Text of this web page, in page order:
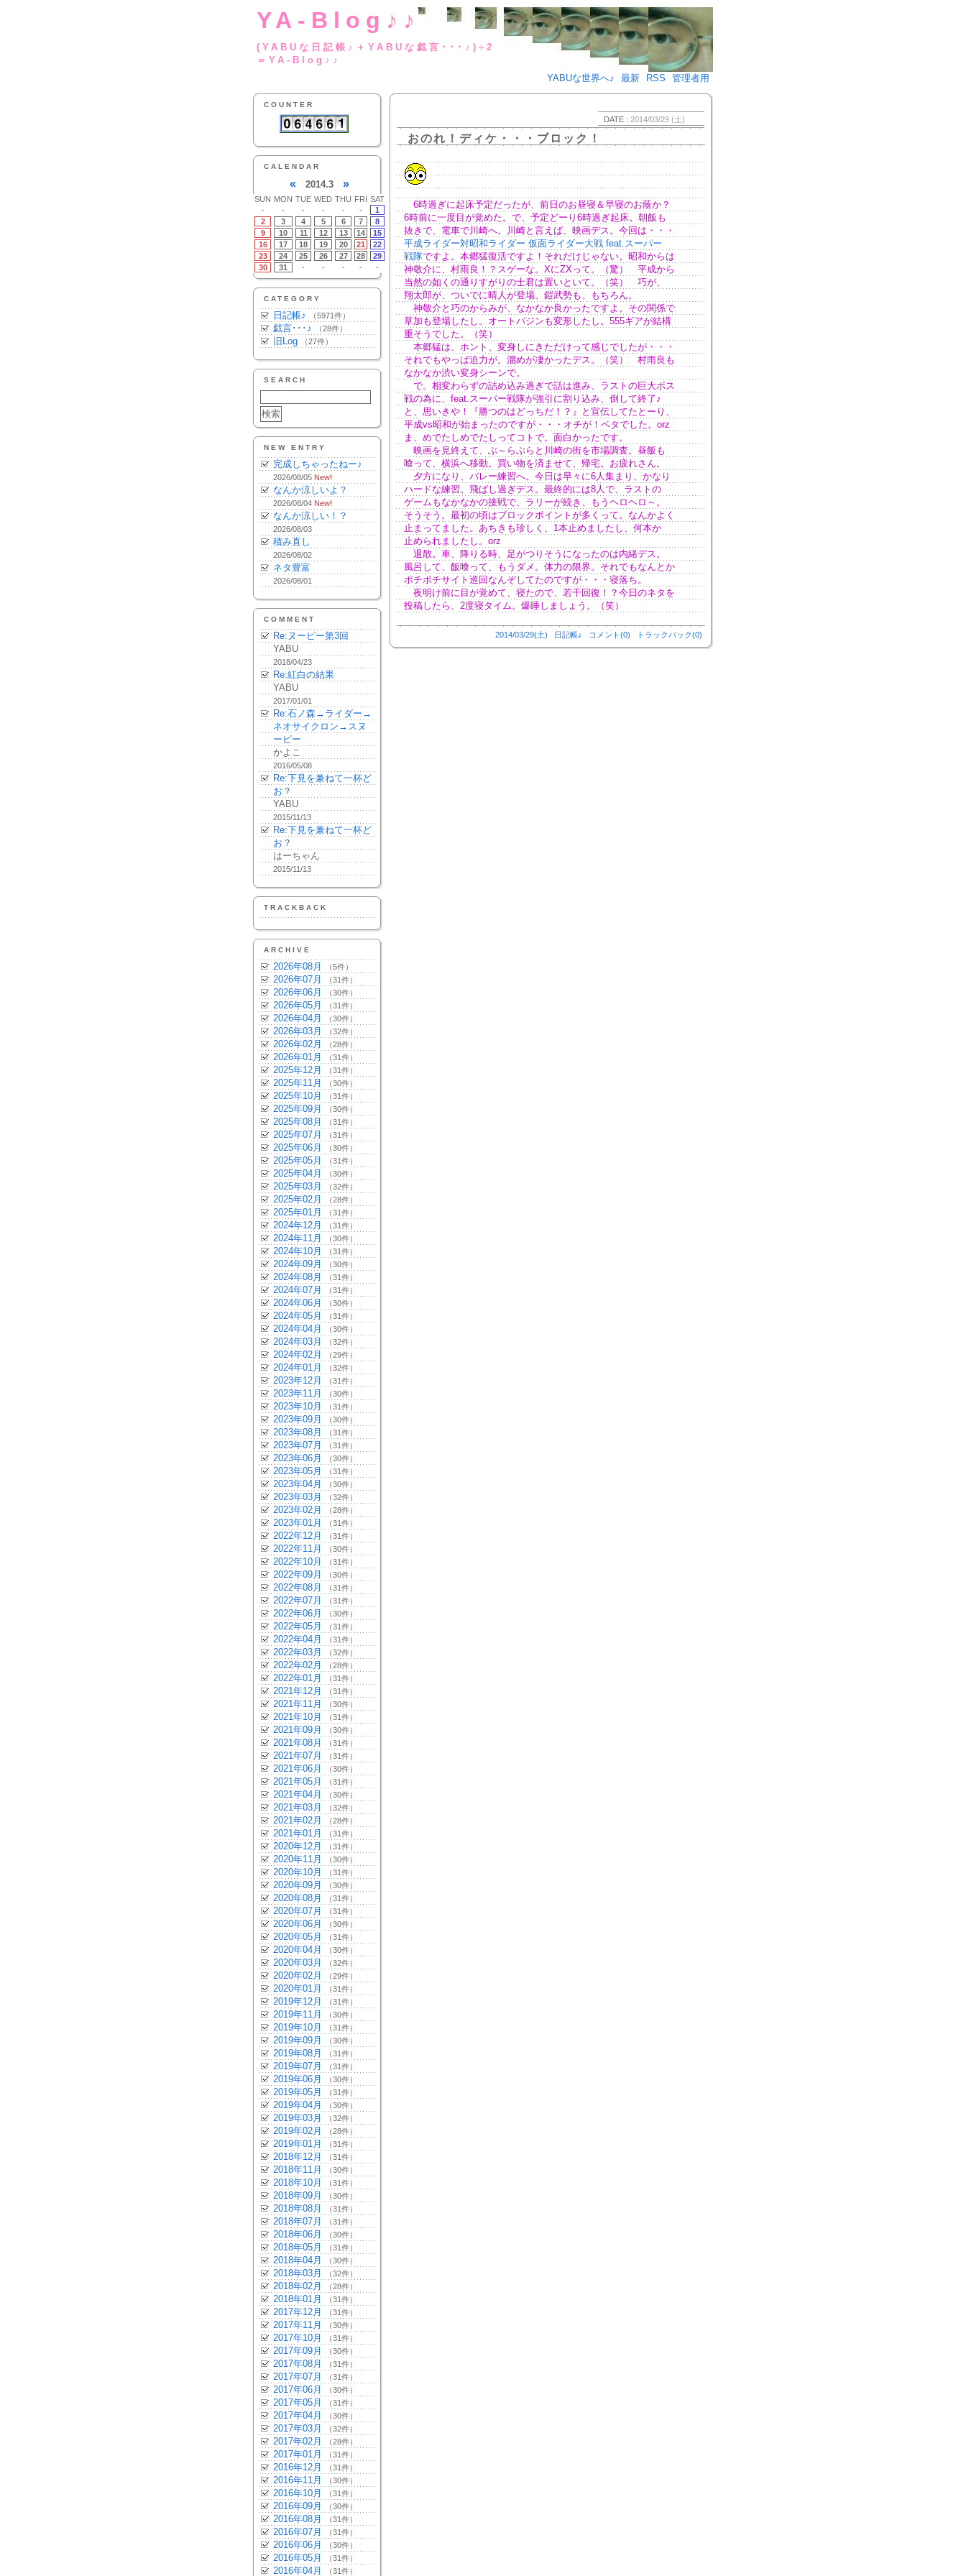
YA-Blog♪♪
(YABUな日記帳♪＋YABUな戯言･･･♪)÷2
＝YA-Blog♪♪
YABUな世界へ♪
最新 RSS 管理者用
COUNTER
CALENDAR
« 2014.3 »
SUN MON TUE WED THU FRI SAT
-
- - - - -
1
2
3 4 5 6 7
8
9
10 11 12 13 14
15
16
17 18 19 20 21
22
23
24 25 26 27 28
29
30
31 - - - - -
CATEGORY
日記帳♪ （5971件）
戯言･･･♪ （28件）
旧Log （27件）
SEARCH
NEW ENTRY
完成しちゃったねー♪
2026/08/05 New!
なんか涼しいよ？
2026/08/04 New!
なんか涼しい！？
2026/08/03
積み直し
2026/08/02
ネタ豊富
2026/08/01
COMMENT
Re:ヌーピー第3回
YABU
2018/04/23
Re:紅白の結果
YABU
2017/01/01
Re:石ノ森→ライダー→
ネオサイクロン→スヌ
ーピー
かよこ
2016/05/08
Re:下見を兼ねて一杯ど
お？
YABU
2015/11/13
Re:下見を兼ねて一杯ど
お？
はーちゃん
2015/11/13
TRACKBACK
ARCHIVE
2026年08月 （5件）
2026年07月 （31件）
2026年06月 （30件）
2026年05月 （31件）
2026年04月 （30件）
2026年03月 （32件）
2026年02月 （28件）
2026年01月 （31件）
2025年12月 （31件）
2025年11月 （30件）
2025年10月 （31件）
2025年09月 （30件）
2025年08月 （31件）
2025年07月 （31件）
2025年06月 （30件）
2025年05月 （31件）
2025年04月 （30件）
2025年03月 （32件）
2025年02月 （28件）
2025年01月 （31件）
2024年12月 （31件）
2024年11月 （30件）
2024年10月 （31件）
2024年09月 （30件）
2024年08月 （31件）
2024年07月 （31件）
2024年06月 （30件）
2024年05月 （31件）
2024年04月 （30件）
2024年03月 （32件）
2024年02月 （29件）
2024年01月 （32件）
2023年12月 （31件）
2023年11月 （30件）
2023年10月 （31件）
2023年09月 （30件）
2023年08月 （31件）
2023年07月 （31件）
2023年06月 （30件）
2023年05月 （31件）
2023年04月 （30件）
2023年03月 （32件）
2023年02月 （28件）
2023年01月 （31件）
2022年12月 （31件）
2022年11月 （30件）
2022年10月 （31件）
2022年09月 （30件）
2022年08月 （31件）
2022年07月 （31件）
2022年06月 （30件）
2022年05月 （31件）
2022年04月 （31件）
2022年03月 （32件）
2022年02月 （28件）
2022年01月 （31件）
2021年12月 （31件）
2021年11月 （30件）
2021年10月 （31件）
2021年09月 （30件）
2021年08月 （31件）
2021年07月 （31件）
2021年06月 （30件）
2021年05月 （31件）
2021年04月 （30件）
2021年03月 （32件）
2021年02月 （28件）
2021年01月 （31件）
2020年12月 （31件）
2020年11月 （30件）
2020年10月 （31件）
2020年09月 （30件）
2020年08月 （31件）
2020年07月 （31件）
2020年06月 （30件）
2020年05月 （31件）
2020年04月 （30件）
2020年03月 （32件）
2020年02月 （29件）
2020年01月 （31件）
2019年12月 （31件）
2019年11月 （30件）
2019年10月 （31件）
2019年09月 （30件）
2019年08月 （31件）
2019年07月 （31件）
2019年06月 （30件）
2019年05月 （31件）
2019年04月 （30件）
2019年03月 （32件）
2019年02月 （28件）
2019年01月 （31件）
2018年12月 （31件）
2018年11月 （30件）
2018年10月 （31件）
2018年09月 （30件）
2018年08月 （31件）
2018年07月 （31件）
2018年06月 （30件）
2018年05月 （31件）
2018年04月 （30件）
2018年03月 （32件）
2018年02月 （28件）
2018年01月 （31件）
2017年12月 （31件）
2017年11月 （30件）
2017年10月 （31件）
2017年09月 （30件）
2017年08月 （31件）
2017年07月 （31件）
2017年06月 （30件）
2017年05月 （31件）
2017年04月 （30件）
2017年03月 （32件）
2017年02月 （28件）
2017年01月 （31件）
2016年12月 （31件）
2016年11月 （30件）
2016年10月 （31件）
2016年09月 （30件）
2016年08月 （31件）
2016年07月 （31件）
2016年06月 （30件）
2016年05月 （31件）
2016年04月 （31件）
DATE : 2014/03/29 (土)
おのれ！ディケ・・・ブロック！
6時過ぎに起床予定だったが、前日のお昼寝＆早寝のお蔭か？
6時前に一度目が覚めた。で、予定どーり6時過ぎ起床。朝飯も
抜きで、電車で川崎へ。川崎と言えば、映画デス。今回は・・・
平成ライダー対昭和ライダー 仮面ライダー大戦 feat.スーパー
戦隊ですよ。本郷猛復活ですよ！それだけじゃない。昭和からは
神敬介に、村雨良！？スゲーな。XにZXって。（驚） 平成から
当然の如くの通りすがりの士君は置いといて。（笑） 巧が、
翔太郎が、ついでに晴人が登場。鎧武勢も、もちろん。
神敬介と巧のからみが、なかなか良かったですよ。その関係で
草加も登場したし。オートバジンも変形したし。555ギアが結構
重そうでした。（笑）
本郷猛は、ホント、変身しにきただけって感じでしたが・・・
それでもやっぱ迫力が。溜めが凄かったデス。（笑） 村雨良も
なかなか渋い変身シーンで。
で。相変わらずの詰め込み過ぎで話は進み、ラストの巨大ボス
戦の為に、feat.スーパー戦隊が強引に割り込み、倒して終了♪
と、思いきや！『勝つのはどっちだ！？』と宣伝してたとーり、
平成vs昭和が始まったのですが・・・オチが！ベタでした。orz
ま、めでたしめでたしってコトで。面白かったです。
映画を見終えて、ぶ～らぶらと川崎の街を市場調査。昼飯も
喰って、横浜へ移動。買い物を済ませて、帰宅。お疲れさん。
夕方になり、バレー練習へ。今日は早々に6人集まり、かなり
ハードな練習。飛ばし過ぎデス。最終的には8人で、ラストの
ゲームもなかなかの接戦で、ラリーが続き、もうヘロヘロ～。
そうそう。最初の頃はブロックポイントが多くって。なんかよく
止まってました。あちきも珍しく、1本止めましたし、何本か
止められましたし。orz
退散。車、降りる時、足がつりそうになったのは内緒デス。
風呂して、飯喰って、もうダメ。体力の限界。それでもなんとか
ポチポチサイト巡回なんぞしてたのですが・・・寝落ち。
夜明け前に目が覚めて、寝たので、若干回復！？今日のネタを
投稿したら、2度寝タイム。爆睡しましょう。（笑）
2014/03/29(土) 日記帳♪ コメント(0) トラックバック(0)